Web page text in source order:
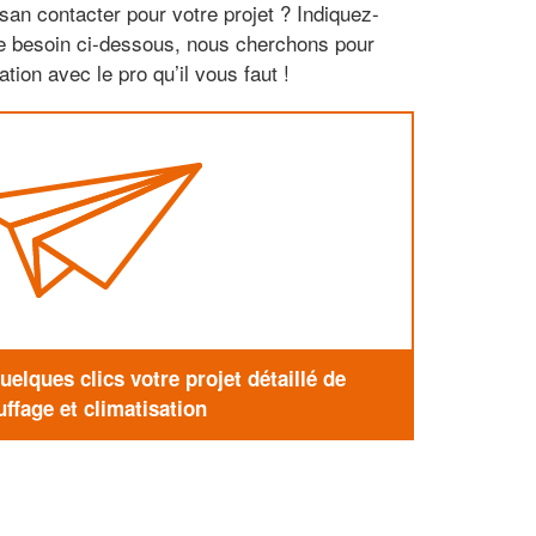
contacter pour votre projet ? Indiquez-
besoin ci-dessous, nous cherchons pour
avec le pro qu’il vous faut !
clics votre projet détaillé de
et climatisation